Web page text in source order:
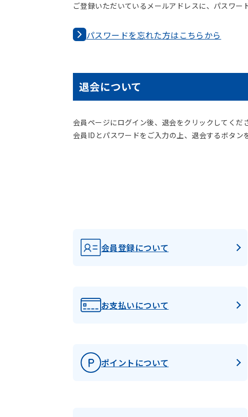
ご登録いただいているメールアドレスに、パスワー
パスワードを忘れた方はこちらから
退会について
会員ページにログイン後、退会をクリックしてくだ
会員IDとパスワードをご入力の上、退会するボタン
会員登録について
お支払いについて
ポイントについて